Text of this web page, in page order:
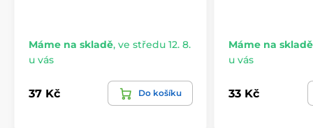
Máme na skladě, ve středu 12. 8.
u vás
37 Kč Do košíku
Máme na skladě
u vás
33 Kč